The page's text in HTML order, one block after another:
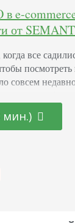
в e-
от
все
совсем
из них были
мин.)